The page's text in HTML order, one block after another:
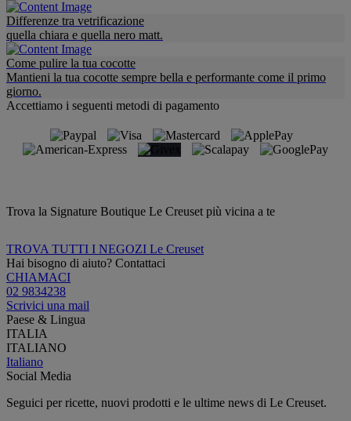
Differenze tra vetrificazione
quella chiara e quella nero matt.
Come pulire la tua cocotte
Mantieni la tua cocotte sempre bella e performante come il primo
giorno.
Accettiamo i seguenti metodi di pagamento
Trova la Signature Boutique Le Creuset più vicina a te
TROVA TUTTI I NEGOZI Le Creuset
Hai bisogno di aiuto? Contattaci
CHIAMACI
02 9834238
Scrivici una mail
Paese & Lingua
ITALIA
ITALIANO
Italiano
Social Media
Seguici per ricette, nuovi prodotti e le ultime news di Le Creuset.